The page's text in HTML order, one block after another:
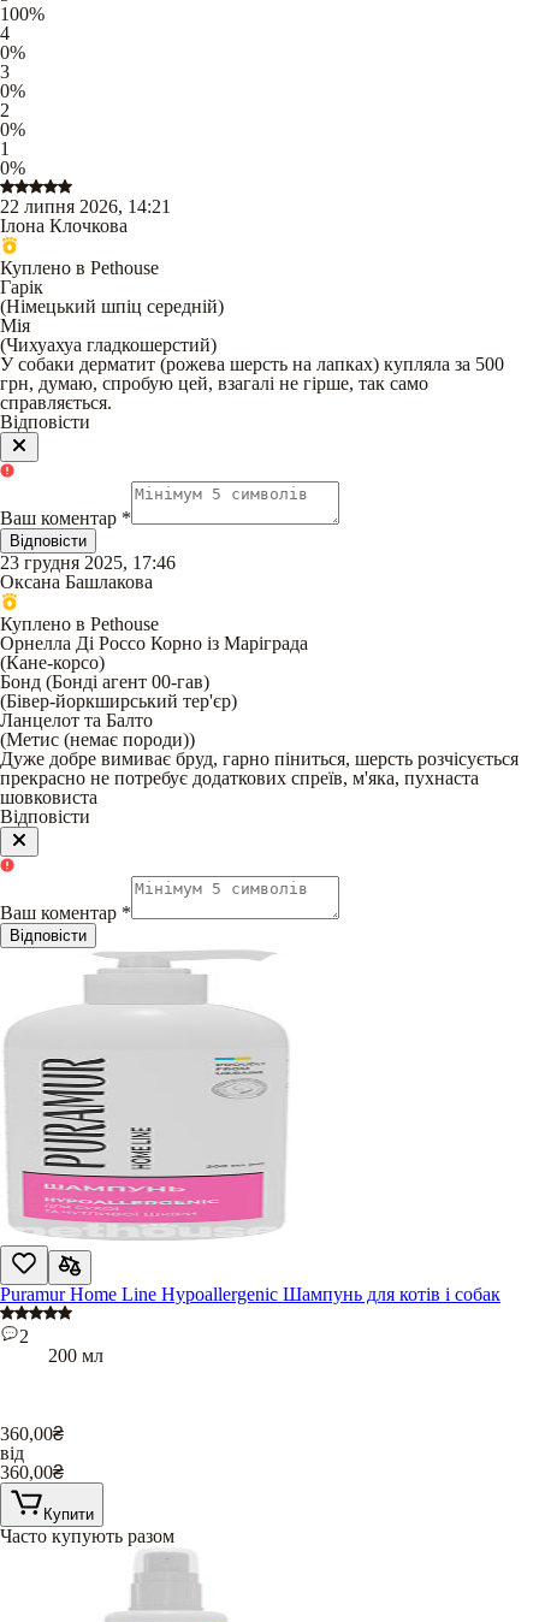
100%
4
0%
3
0%
2
0%
1
0%
22 липня 2026, 14:21
Ілона Клочкова
Куплено в Pethouse
Гарік
(Німецький шпіц середній)
Мія
(Чихуахуа гладкошерстий)
У собаки дерматит (рожева шерсть на лапках) купляла за 500
грн, думаю, спробую цей, взагалі не гірше, так само
справляється.
Відповісти
Ваш коментар *
Відповісти
23 грудня 2025, 17:46
Оксана Башлакова
Куплено в Pethouse
Орнелла Ді Россо Корно із Маріграда
(Кане-корсо)
Бонд (Бонді агент 00-гав)
(Бівер-йоркширський тер'єр)
Ланцелот та Балто
(Метис (немає породи))
Дуже добре вимиває бруд, гарно піниться, шерсть розчісується
прекрасно не потребує додаткових спреїв, м'яка, пухнаста
шовковиста
Відповісти
Ваш коментар *
Відповісти
Puramur Home Line Hypoallergenic Шампунь для котів і собак
2
200 мл
360,00₴
від
360,00₴
Купити
Часто купують разом